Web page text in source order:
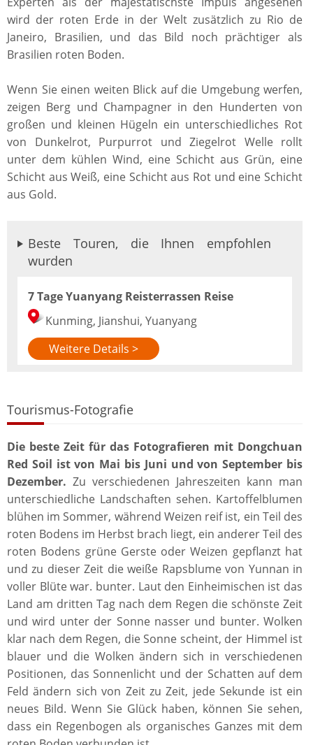
wird der roten Erde in der Welt zusätzlich zu Rio de
Janeiro, Brasilien, und das Bild noch prächtiger als
Brasilien roten Boden.
Wenn Sie einen weiten Blick auf die Umgebung werfen,
zeigen Berg und Champagner in den Hunderten von
großen und kleinen Hügeln ein unterschiedliches Rot
von Dunkelrot, Purpurrot und Ziegelrot Welle rollt
unter dem kühlen Wind, eine Schicht aus Grün, eine
Schicht aus Weiß, eine Schicht aus Rot und eine Schicht
aus Gold.
Beste Touren, die Ihnen empfohlen
wurden
7 Tage Yuanyang Reisterrassen Reise
Kunming, Jianshui, Yuanyang
Weitere Details >
Tourismus-Fotografie
Die beste Zeit für das Fotografieren mit Dongchuan
Red Soil ist von Mai bis Juni und von September bis
Dezember. Zu verschiedenen Jahreszeiten kann man
unterschiedliche Landschaften sehen. Kartoffelblumen
blühen im Sommer, während Weizen reif ist, ein Teil des
roten Bodens im Herbst brach liegt, ein anderer Teil des
roten Bodens grüne Gerste oder Weizen gepflanzt hat
und zu dieser Zeit die weiße Rapsblume von Yunnan in
voller Blüte war. bunter. Laut den Einheimischen ist das
Land am dritten Tag nach dem Regen die schönste Zeit
und wird unter der Sonne nasser und bunter. Wolken
klar nach dem Regen, die Sonne scheint, der Himmel ist
blauer und die Wolken ändern sich in verschiedenen
Positionen, das Sonnenlicht und der Schatten auf dem
Feld ändern sich von Zeit zu Zeit, jede Sekunde ist ein
neues Bild. Wenn Sie Glück haben, können Sie sehen,
dass ein Regenbogen als organisches Ganzes mit dem